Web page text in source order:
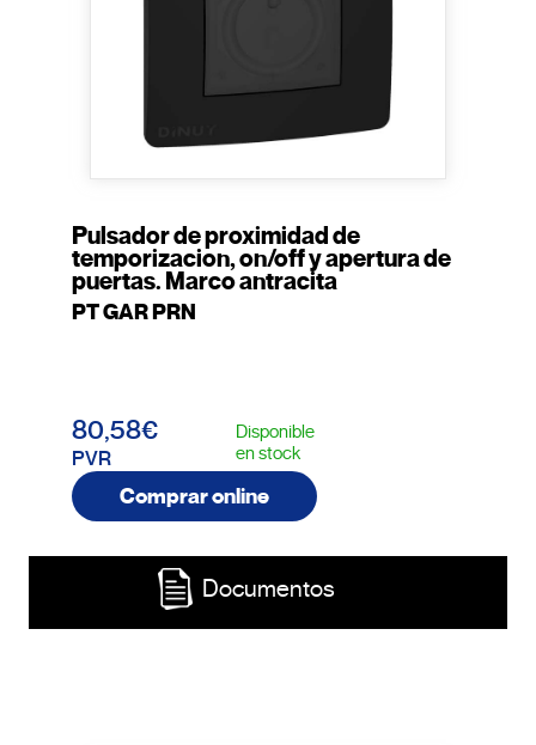
Pulsador de proximidad de
temporizacion, on/off y apertura de
puertas. Marco antracita
PT GAR PRN
80,58€
PVR
Disponible
en stock
Comprar online
Documentos